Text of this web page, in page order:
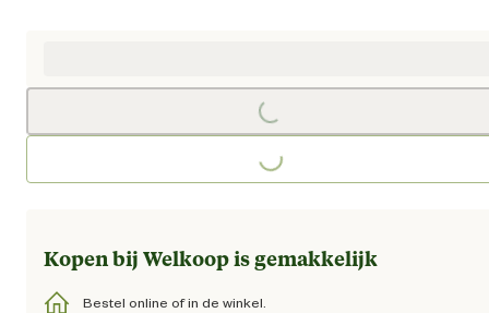
Loading...
Loading...
Kopen bij Welkoop is gemakkelijk
Bestel online of in de winkel.